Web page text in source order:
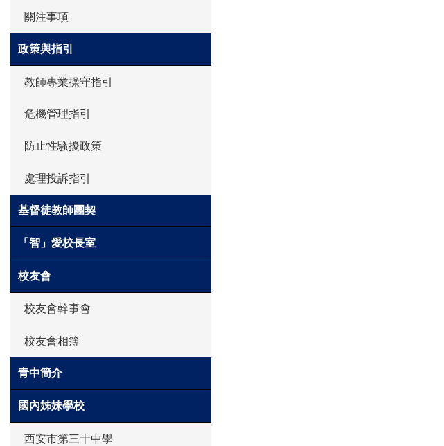
關注事項
政策與指引
教師專業操守指引
危機管理指引
防止性騷擾政策
處理投訴指引
基督徒教師團契
「智」愛校長室
校友會
校友會幹事會
校友會相簿
青中簡介
國內姊妹學校
西安市第三十中學